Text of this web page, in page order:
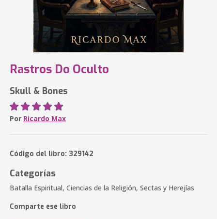
Rastros Do Oculto
Skull & Bones
Por Ricardo Max
Código del libro: 329142
Categorías
Batalla Espiritual, Ciencias de la Religión, Sectas y Herejías
Comparte ese libro